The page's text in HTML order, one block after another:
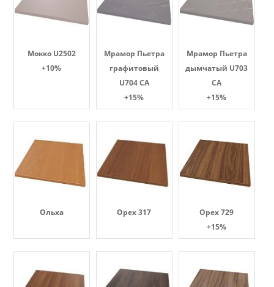
Мокко U2502
+10%
Мрамор Пьетра
графитовый
U704 CA
+15%
Мрамор Пьетра
дымчатый U703
CA
+15%
Ольха Орех 317
Орех 729
+15%